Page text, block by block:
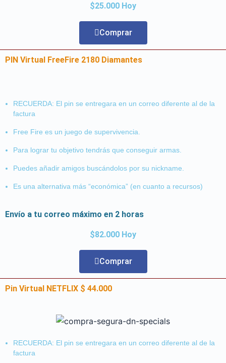
$25.000 Hoy
Comprar
PIN Virtual FreeFire 2180 Diamantes
RECUERDA: El pin se entregara en un correo diferente al de la
factura
Free Fire es un juego de supervivencia.
Para lograr tu objetivo tendrás que conseguir armas.
Puedes añadir amigos buscándolos por su nickname.
Es una alternativa más “económica” (en cuanto a recursos)
Envío a tu correo máximo en 2 horas
$82.000 Hoy
Comprar
Pin Virtual NETFLIX $ 44.000
RECUERDA: El pin se entregara en un correo diferente al de la
factura